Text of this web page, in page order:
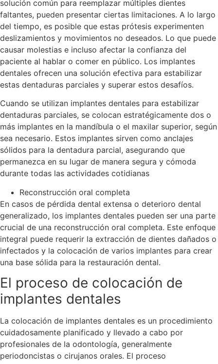
solución común para reemplazar múltiples dientes
faltantes, pueden presentar ciertas limitaciones. A lo largo
del tiempo, es posible que estas prótesis experimenten
deslizamientos y movimientos no deseados. Lo que puede
causar molestias e incluso afectar la confianza del
paciente al hablar o comer en público. Los implantes
dentales ofrecen una solución efectiva para estabilizar
estas dentaduras parciales y superar estos desafíos.
Cuando se utilizan implantes dentales para estabilizar
dentaduras parciales, se colocan estratégicamente dos o
más implantes en la mandíbula o el maxilar superior, según
sea necesario. Estos implantes sirven como anclajes
sólidos para la dentadura parcial, asegurando que
permanezca en su lugar de manera segura y cómoda
durante todas las actividades cotidianas
Reconstrucción oral completa
En casos de pérdida dental extensa o deterioro dental
generalizado, los implantes dentales pueden ser una parte
crucial de una reconstrucción oral completa. Este enfoque
integral puede requerir la extracción de dientes dañados o
infectados y la colocación de varios implantes para crear
una base sólida para la restauración dental.
El proceso de colocación de
implantes dentales
La colocación de implantes dentales es un procedimiento
cuidadosamente planificado y llevado a cabo por
profesionales de la odontología, generalmente
periodoncistas o cirujanos orales. El proceso